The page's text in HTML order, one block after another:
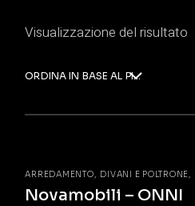
Visualizzazione del risultato
ORDINA IN BASE AL PIÙ RECENTE
ARREDAMENTO DIVANI E POLTRONE
Novamobili – ONNI